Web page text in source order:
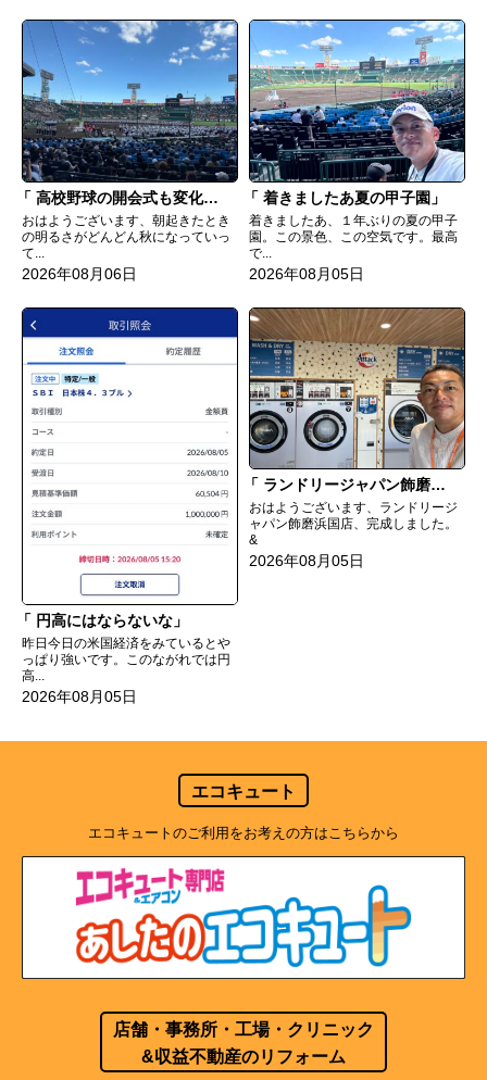
高校野球の開会式も変化してる
おはようございます、朝起きたとき
の明るさがどんどん秋になっていっ
て...
2026年08月06日
着きましたあ夏の甲子園
着きましたあ、１年ぶりの夏の甲子
園。この景色、この空気です。最高
で...
2026年08月05日
円高にはならないな
昨日今日の米国経済をみているとや
っぱり強いです。このながれでは円
高...
2026年08月05日
ランドリージャパン飾磨浜国店完成
おはようございます、ランドリージ
ャパン飾磨浜国店、完成しました。
&
2026年08月05日
エコキュート
エコキュートのご利用をお考えの方はこちらから
店舗・事務所・工場・クリニック
&収益不動産のリフォーム